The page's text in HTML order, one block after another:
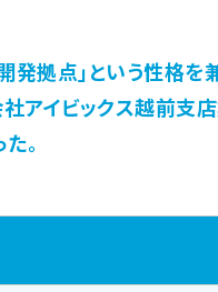
発拠点」という性格を
アイビックス越前支
。